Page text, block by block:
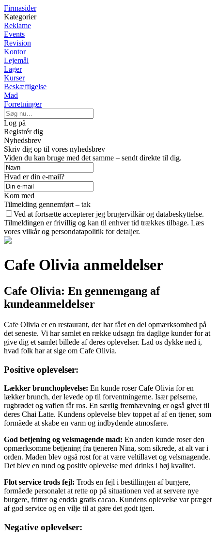
Firmasider
Kategorier
Reklame
Events
Revision
Kontor
Lejemål
Lager
Kurser
Beskæftigelse
Mad
Forretninger
Log på
Registrér dig
Nyhedsbrev
Skriv dig op til vores nyhedsbrev
Viden du kan bruge med det samme – sendt direkte til dig.
Hvad er din e-mail?
Kom med
Tilmelding gennemført – tak
Ved at fortsætte accepterer jeg brugervilkår og databeskyttelse.
Tilmeldingen er frivillig og kan til enhver tid trækkes tilbage. Læs
vores vilkår og persondatapolitik for detaljer.
Cafe Olivia anmeldelser
Cafe Olivia: En gennemgang af
kundeanmeldelser
Cafe Olivia er en restaurant, der har fået en del opmærksomhed på
det seneste. Vi har samlet en række udsagn fra daglige kunder for at
give dig et samlet billede af deres oplevelser. Lad os dykke ned i,
hvad folk har at sige om Cafe Olivia.
Positive oplevelser:
Lækker brunchoplevelse: En kunde roser Cafe Olivia for en
lækker brunch, der levede op til forventningerne. Især pølserne,
rugbrødet og vaflen får ros. En særlig fremhævning er også givet til
deres Chai Latte. Kundens oplevelse blev toppet af af en tjener, som
formåede at skabe en varm og indbydende atmosfære.
God betjening og velsmagende mad: En anden kunde roser den
opmærksomme betjening fra tjeneren Nina, som sikrede, at alt var i
orden. Maden blev også rost for at være veltillavet og velsmagende.
Det blev en rund og positiv oplevelse med drinks i høj kvalitet.
Flot service trods fejl: Trods en fejl i bestillingen af burgere,
formåede personalet at rette op på situationen ved at servere nye
burgere, fritter og endda gratis cacao. Kundens oplevelse var præget
af god service og en vilje til at gøre det godt igen.
Negative oplevelser: